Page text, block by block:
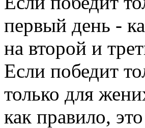
первый день -
на второй и
Если победит
только для
как правило,